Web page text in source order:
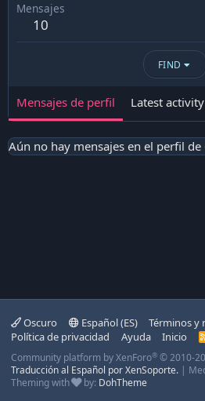
Mensajes
10
FIND
Mensajes de perfil Latest activity
Aún no hay mensajes en el perfil de
Oscuro Español (ES)
Términos y
Política de privacidad
Ayuda Inicio
Community platform by XenForo® © 2010-
Traducción al Español por XenSoporte. |
Theming with
by: DohTheme